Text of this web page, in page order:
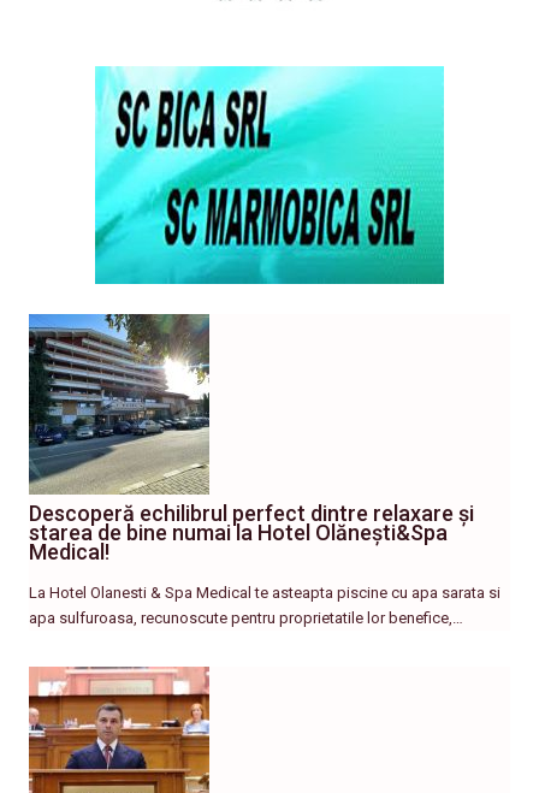
Descoperă echilibrul perfect dintre relaxare și
starea de bine numai la Hotel Olănești&Spa
Medical!
La Hotel Olanesti & Spa Medical te asteapta piscine cu apa sarata si
apa sulfuroasa, recunoscute pentru proprietatile lor benefice,…